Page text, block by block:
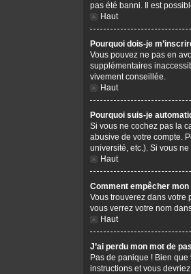
pas été banni. Il est
Haut
Pourquoi dois-je
Vous pouvez ne pas en
supplémentaires
vivement conseillée.
Haut
Pourquoi suis-je
Si vous ne cochez pas la
abusive de votre compte.
université, etc.). Si vous
Haut
Comment empêcher
Vous trouverez dans votre
vous verrez votre nom
Haut
J’ai perdu mon mot de
Pas de panique ! Bien
instructions et vous